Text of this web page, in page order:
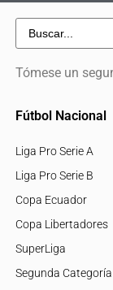
Tómese un
Fútbol Nacional
Liga Pro Serie A
Liga Pro Serie B
Copa Ecuador
Copa Libertadores
SuperLiga
Segunda Categoría